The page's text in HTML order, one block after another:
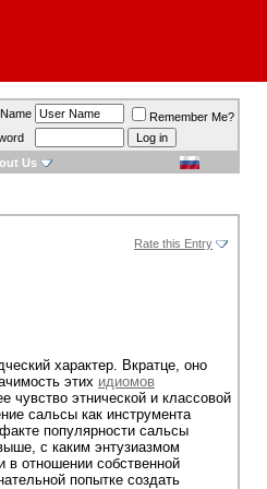
Remember Me?
Us
Rate this Entry
характер. Вкратце, оно
этих идиомов
этнической и классовой
сальсы как инструмента
популярности сальсы
с каким энтузиазмом
в отношении собственной
попытке создать